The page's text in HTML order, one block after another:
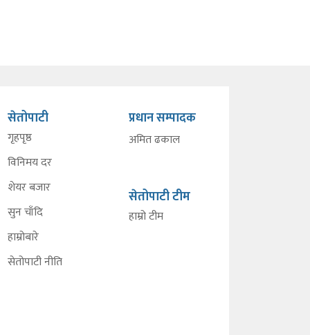
सेतोपाटी
गृहपृष्ठ
विनिमय दर
शेयर बजार
सुन चाँदि
हाम्रोबारे
सेतोपाटी नीति
प्रधान सम्पादक
अमित ढकाल
सेतोपाटी टीम
हाम्रो टीम